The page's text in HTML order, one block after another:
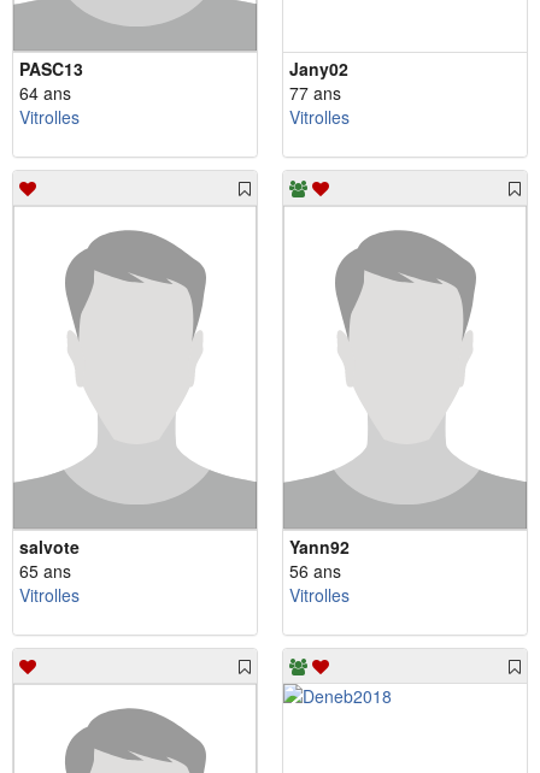
PASC13
64 ans
Vitrolles
Jany02
77 ans
Vitrolles
salvote
65 ans
Vitrolles
Yann92
56 ans
Vitrolles